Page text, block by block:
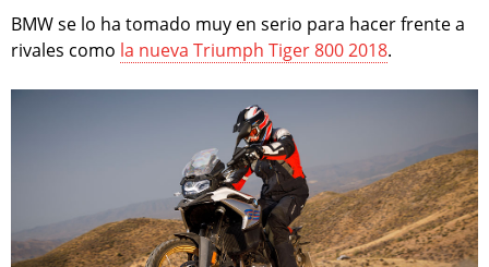
BMW se lo ha tomado muy en serio para hacer frente a
rivales como la nueva Triumph Tiger 800 2018.